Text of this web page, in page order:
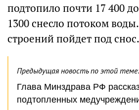
подтопило почти 17 400
1300 снесло потоком
строений пойдет под снос.
Предыдущая новость по этой теме:
Глава Минздрава РФ
подтопленных